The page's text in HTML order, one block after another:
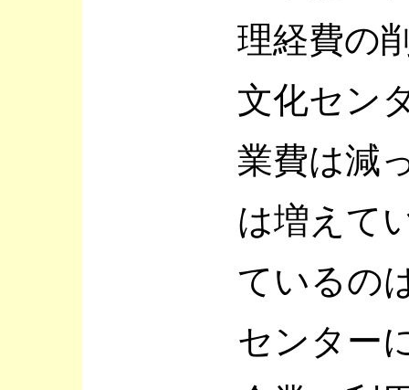
理経費の
文化セン
業費は減
は増えて
ているの
センター